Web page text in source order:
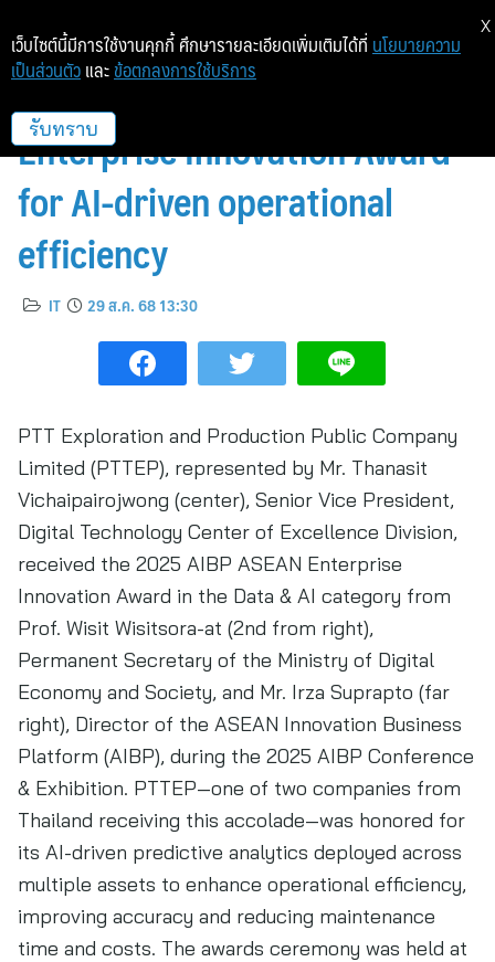
PTTEP wins 2025 AIBP ASEAN
Enterprise Innovation Award
for AI-driven operational
efficiency
IT 29 ส.ค. 68 13:30
PTT Exploration and Production Public Company
Limited (PTTEP), represented by Mr. Thanasit
Vichaipairojwong (center), Senior Vice President,
Digital Technology Center of Excellence Division,
received the 2025 AIBP ASEAN Enterprise
Innovation Award in the Data & AI category from
Prof. Wisit Wisitsora-at (2nd from right),
Permanent Secretary of the Ministry of Digital
Economy and Society, and Mr. Irza Suprapto (far
right), Director of the ASEAN Innovation Business
Platform (AIBP), during the 2025 AIBP Conference
& Exhibition. PTTEP—one of two companies from
Thailand receiving this accolade—was honored for
its AI-driven predictive analytics deployed across
multiple assets to enhance operational efficiency,
improving accuracy and reducing maintenance
time and costs. The awards ceremony was held at
เว็บไซต์นี้มีการใช้งานคุกกี้ ศึกษารายละเอียดเพิ่มเติมได้ที่ นโยบายความ
เป็นส่วนตัว และ ข้อตกลงการใช้บริการ
รับทราบ
X